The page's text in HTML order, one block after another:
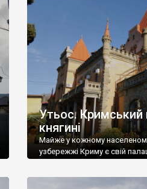
Утьос. Кримський
княгині
Майже у кожному
узбережжі Криму є свій